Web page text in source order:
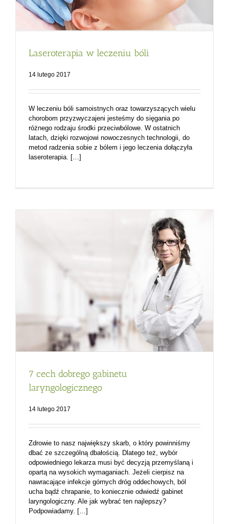
Laseroterapia w leczeniu bóli
14 lutego 2017
W leczeniu bóli samoistnych oraz towarzyszących wielu
chorobom przyzwyczajeni jesteśmy do sięgania po
różnego rodzaju środki przeciwbólowe. W ostatnich
latach, dzięki rozwojowi nowoczesnych technologii, do
metod radzenia sobie z bólem i jego leczenia dołączyła
laseroterapia. […]
7 cech dobrego gabinetu
laryngologicznego
14 lutego 2017
Zdrowie to nasz największy skarb, o który powinniśmy
dbać ze szczególną dbałością. Dlatego też, wybór
odpowiedniego lekarza musi być decyzją przemyślaną i
opartą na wysokich wymaganiach. Jeżeli cierpisz na
nawracające infekcje górnych dróg oddechowych, ból
ucha bądź chrapanie, to koniecznie odwiedź gabinet
laryngologiczny. Ale jak wybrać ten najlepszy?
Podpowiadamy. […]